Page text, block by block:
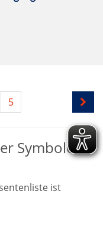
5
Symbole
ist